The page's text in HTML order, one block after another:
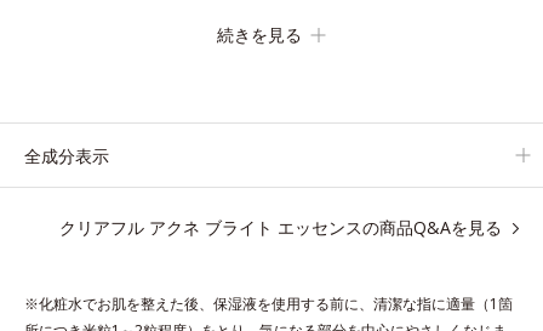
こっくりテクスチャーが肌の上でほぐれてするっとなじみ、ベタ
*1 ニキビあととは、色素沈着のある肌ではなく、ニキビが治っ
*2 日焼けによるメラニンの生成を抑え、シミ・ソバカスを防
Mg、3-0-エチルアスコルビン酸
続きを見る
全成分表示
クリアフル アクネ ブライト エッセンスの商品Q&Aを見る
※化粧水でお肌を整えた後、保湿液を使用する前に、清潔な指に適量（1箇